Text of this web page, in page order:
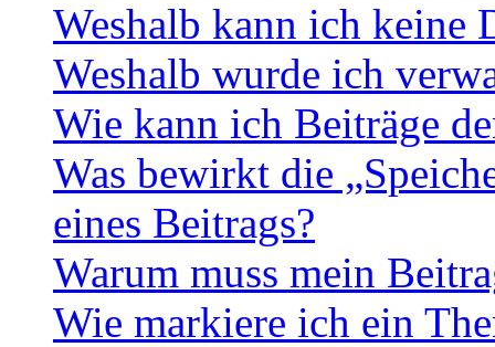
Weshalb kann ich keine
Weshalb wurde ich
Wie kann ich Beiträge
Was bewirkt die
eines Beitrags?
Warum muss mein
Wie markiere ich ein